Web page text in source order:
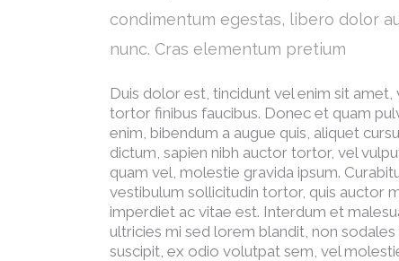
condimentum egestas, libero dolor
nunc. Cras elementum pretium
Duis dolor est, tincidunt vel enim sit
tortor finibus faucibus. Donec et quam
enim, bibendum a augue quis, aliquet
dictum, sapien nibh auctor tortor, vel
quam vel, molestie gravida ipsum.
vestibulum sollicitudin tortor, quis auctor
imperdiet ac vitae est. Interdum et
ultricies mi sed lorem blandit, non
suscipit, ex odio volutpat sem, vel